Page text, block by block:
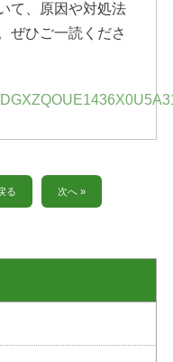
て、原因や対処法
ぜひご一読くださ
る 次へ »